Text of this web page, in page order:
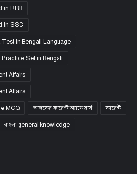
in RRB
in SSC
in Bengali Language
Set in Bengali
Affairs
Affairs
MCQ আজকের কারেন্ট অ্যাফেয়ার্স কারেন্ট
বাংলা general knowledge